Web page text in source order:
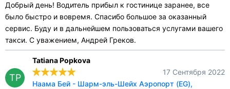
Добрый день! Водитель прибыл к гостинице заранее, все
было быстро и вовремя. Спасибо большое за оказанный
сервис. Буду и в дальнейшем пользоваться услугами вашего
такси. С уважением, Андрей Греков.
TP
Tatiana Popkova
17 Сентября 2022
Наама Бей - Шарм-эль-Шейх Аэропорт (EG),